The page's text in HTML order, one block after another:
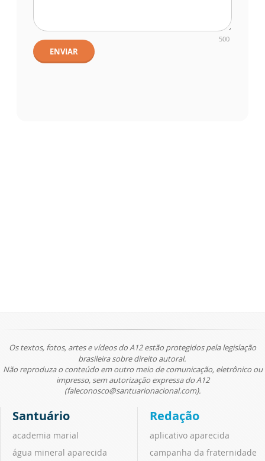
500
ENVIAR
Os textos, fotos, artes e vídeos do A12 estão protegidos pela legislação
brasileira sobre direito autoral.
Não reproduza o conteúdo em outro meio de comunicação, eletrônico ou
impresso, sem autorização expressa do A12
(faleconosco@santuarionacional.com).
Santuário
academia marial
água mineral aparecida
Redação
aplicativo aparecida
campanha da fraternidade